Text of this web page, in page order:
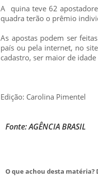
A quina teve 62
quadra terão o prêmio
As apostas podem ser
país ou pela internet, no
cadastro, ser maior de
Edição: Carolina Pimentel
Fonte: AGÊNCIA BRASIL
O que achou desta matéria?